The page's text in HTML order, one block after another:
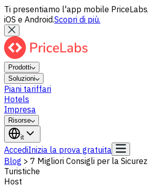
Ti presentiamo l'app mobile
iOS e Android.Scopri di più.
Prodotti
Soluzioni
Piani tariffari
Hotels
Impresa
Risorse
it
AccediInizia la prova gratuita
Blog > 7 Migliori Consigli per la
Turistiche
Host